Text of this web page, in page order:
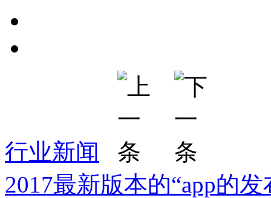
行业新闻
2017最新版本的“app的发